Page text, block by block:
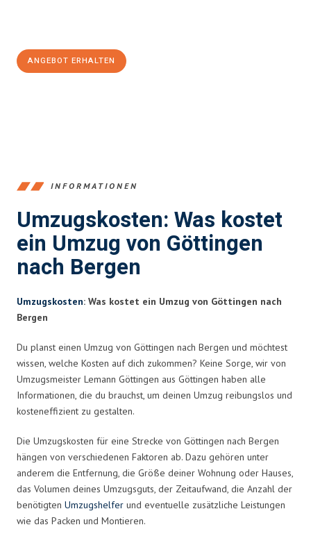
ANGEBOT ERHALTEN
INFORMATIONEN
Umzugskosten: Was kostet
ein Umzug von Göttingen
nach Bergen
Umzugskosten: Was kostet ein Umzug von Göttingen nach
Bergen
Du planst einen Umzug von Göttingen nach Bergen und möchtest
wissen, welche Kosten auf dich zukommen? Keine Sorge, wir von
Umzugsmeister Lemann Göttingen aus Göttingen haben alle
Informationen, die du brauchst, um deinen Umzug reibungslos und
kosteneffizient zu gestalten.
Die Umzugskosten für eine Strecke von Göttingen nach Bergen
hängen von verschiedenen Faktoren ab. Dazu gehören unter
anderem die Entfernung, die Größe deiner Wohnung oder Hauses,
das Volumen deines Umzugsguts, der Zeitaufwand, die Anzahl der
benötigten Umzugshelfer und eventuelle zusätzliche Leistungen
wie das Packen und Montieren.